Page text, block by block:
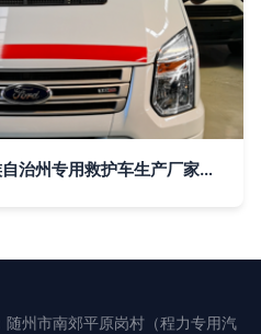
福特V348急救车 临夏回族自治州专用救护车生产厂家的选择与优势
随州市南郊平原岗村（程力专用汽